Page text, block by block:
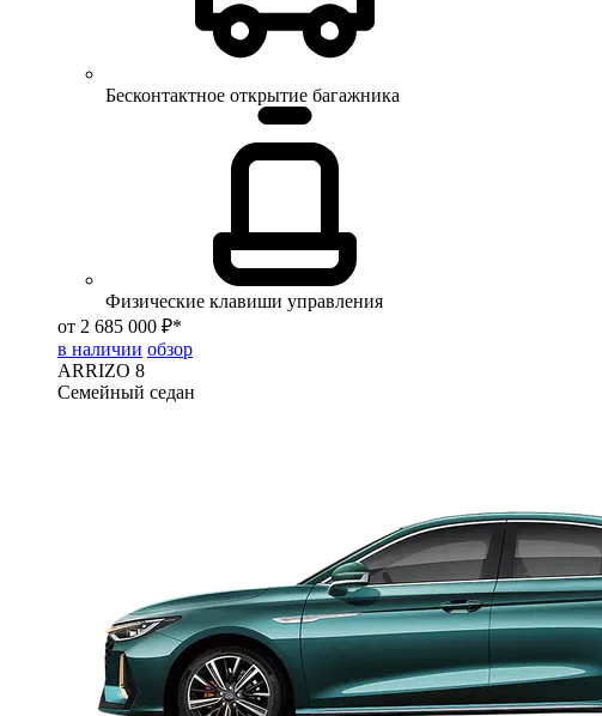
Бесконтактное открытие багажника
Физические клавиши управления
от 2 685 000 ₽*
в наличии обзор
ARRIZO 8
Семейный седан